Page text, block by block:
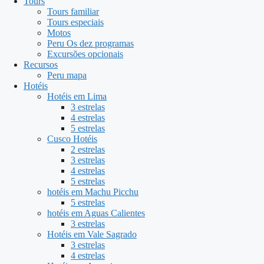
Tours familiar
Tours especiais
Motos
Peru Os dez programas
Excursões opcionais
Recursos
Peru mapa
Hotéis
Hotéis em Lima
3 estrelas
4 estrelas
5 estrelas
Cusco Hotéis
2 estrelas
3 estrelas
4 estrelas
5 estrelas
hotéis em Machu Picchu
5 estrelas
hotéis em Aguas Calientes
3 estrelas
Hotéis em Vale Sagrado
3 estrelas
4 estrelas